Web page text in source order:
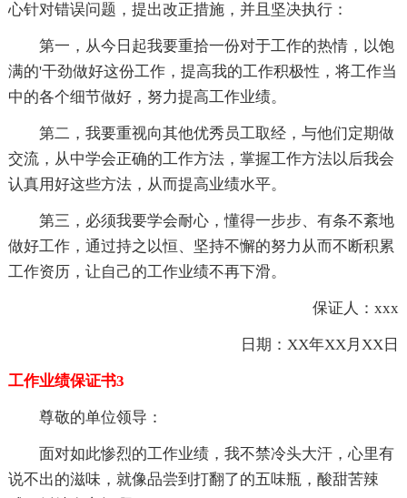
心针对错误问题，提出改正措施，并且坚决执行：
第一，从今日起我要重拾一份对于工作的热情，以饱
满的'干劲做好这份工作，提高我的工作积极性，将工作当
中的各个细节做好，努力提高工作业绩。
第二，我要重视向其他优秀员工取经，与他们定期做
交流，从中学会正确的工作方法，掌握工作方法以后我会
认真用好这些方法，从而提高业绩水平。
第三，必须我要学会耐心，懂得一步步、有条不紊地
做好工作，通过持之以恒、坚持不懈的努力从而不断积累
工作资历，让自己的工作业绩不再下滑。
保证人：xxx
日期：XX年XX月XX日
工作业绩保证书3
尊敬的单位领导：
面对如此惨烈的工作业绩，我不禁冷头大汗，心里有
说不出的滋味，就像品尝到打翻了的五味瓶，酸甜苦辣